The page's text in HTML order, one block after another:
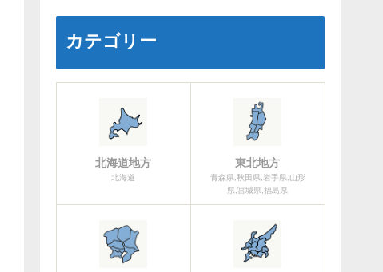
カテゴリー
北海道地方
北海道
東北地方
青森県,秋田県,岩手県,山形
県,宮城県,福島県